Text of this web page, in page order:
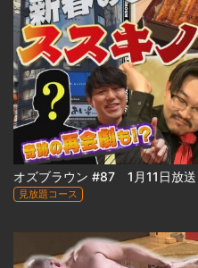
見放題コース